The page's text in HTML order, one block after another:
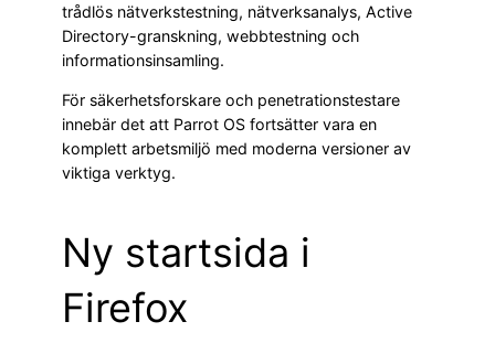
trådlös nätverkstestning, nätverksanalys, Active
Directory-granskning, webbtestning och
informationsinsamling.
För säkerhetsforskare och penetrationstestare
innebär det att Parrot OS fortsätter vara en
komplett arbetsmiljö med moderna versioner av
viktiga verktyg.
Ny startsida i
Firefox